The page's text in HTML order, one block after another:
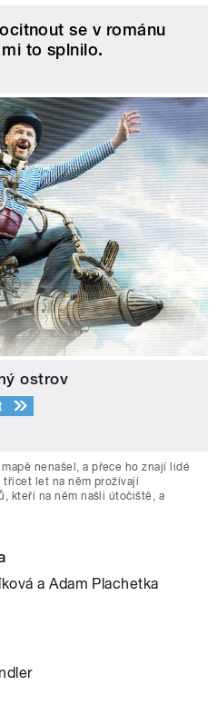
se v románu
to splnilo.
ostrov
nenašel, a přece ho znají lidé
třicet let na něm prožívají
kteří na něm našli útočiště, a
a Adam Plachetka